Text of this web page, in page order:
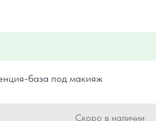
база под макияж
Скоро в наличии